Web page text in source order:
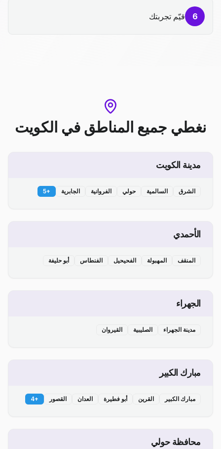
6 قيّم تجربتك
نغطي جميع المناطق في الكويت
مدينة الكويت
الشرق السالمية حولي الفروانية الجابرية +
5
الأحمدي
المنقف المهبولة الفحيحيل الفنطاس أبو حليفة
الجهراء
مدينة الجهراء الصليبية القيروان
مبارك الكبير
مبارك الكبير القرين أبو فطيرة العدان القصور +
4
محافظة حولي